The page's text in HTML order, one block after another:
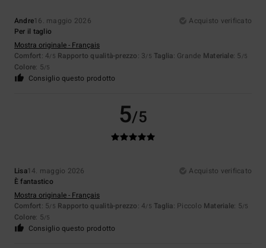
Andre16. maggio 2026
Acquisto verificato
Per il taglio
Mostra originale - Français
Comfort: 4/5 Rapporto qualità-prezzo: 3/5 Taglia: Grande Materiale: 5 /5
Colore: 5/5
Consiglio questo prodotto
5/5
Lisa14. maggio 2026
Acquisto verificato
È fantastico
Mostra originale - Français
Comfort: 5/5 Rapporto qualità-prezzo: 4/5 Taglia: Piccolo Materiale: 5/5
Colore: 5/5
Consiglio questo prodotto